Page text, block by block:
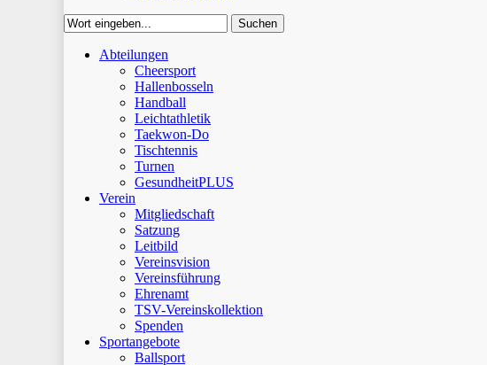
Suchen
SuchenAbteilungen
Cheersport
Hallenbosseln
Handball
Leichtathletik
Taekwon-Do
Tischtennis
Turnen
GesundheitPLUS
Verein
Mitgliedschaft
Satzung
Leitbild
Vereinsvision
Vereinsführung
Ehrenamt
TSV-Vereinskollektion
Spenden
Sportangebote
Ballsport